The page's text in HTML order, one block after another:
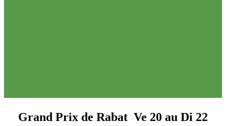
Grand Prix de Rabat  Ve 20 au Di 22